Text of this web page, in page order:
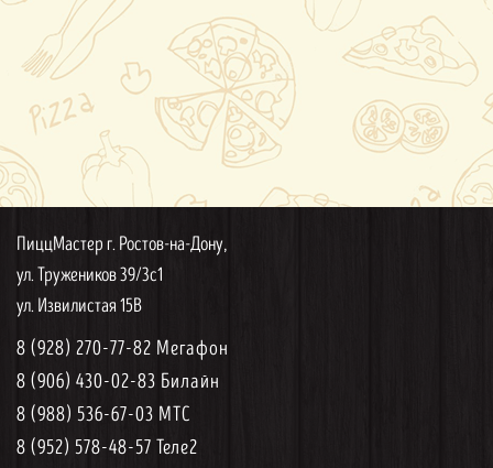
ПиццМастер г. Ростов-на-Дону,
ул. Тружеников 39/3с1
ул. Извилистая 15В
8 (928) 270-77-82 Мегафон
8 (906) 430-02-83 Билайн
8 (988) 536-67-03 МТС
8 (952) 578-48-57 Теле2